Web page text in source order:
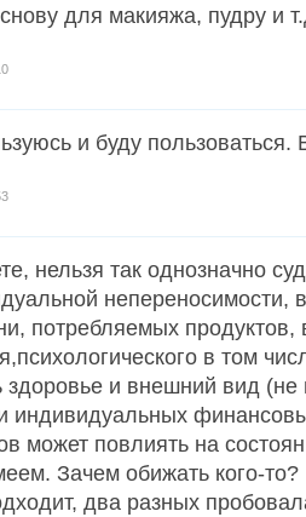
для макияжа, пудру и
и буду пользоваться.
нельзя так однозначно
потребляемых
в том
и внешний вид (не
индивидуальных
может повлиять на
Зачем обижать кого-то?
два разных